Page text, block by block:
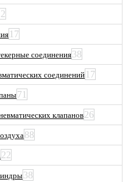
17
соединения38
соединений17
71
клапанов26
88
22
38